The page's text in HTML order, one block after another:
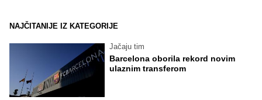
NAJČITANIJE IZ KATEGORIJE
Jačaju tim
Barcelona oborila rekord novim
ulaznim transferom